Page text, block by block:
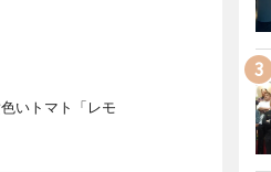
いトマト「レモ